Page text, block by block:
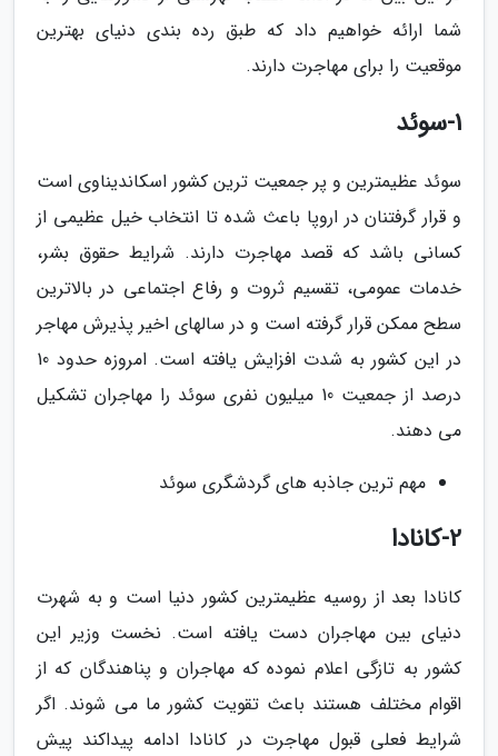
شما ارائه خواهیم داد که طبق رده بندی دنیای بهترین
موقعیت را برای مهاجرت دارند.
1-سوئد
سوئد عظیمترین و پر جمعیت ترین کشور اسکاندیناوی است
و قرار گرفتنان در اروپا باعث شده تا انتخاب خیل عظیمی از
کسانی باشد که قصد مهاجرت دارند. شرایط حقوق بشر،
خدمات عمومی، تقسیم ثروت و رفاع اجتماعی در بالاترین
سطح ممکن قرار گرفته است و در سالهای اخیر پذیرش مهاجر
در این کشور به شدت افزایش یافته است. امروزه حدود 10
درصد از جمعیت 10 میلیون نفری سوئد را مهاجران تشکیل
می دهند.
مهم ترین جاذبه های گردشگری سوئد
2-کانادا
کانادا بعد از روسیه عظیمترین کشور دنیا است و به شهرت
دنیای بین مهاجران دست یافته است. نخست وزیر این
کشور به تازگی اعلام نموده که مهاجران و پناهندگان که از
اقوام مختلف هستند باعث تقویت کشور ما می شوند. اگر
شرایط فعلی قبول مهاجرت در کانادا ادامه پیداکند پیش